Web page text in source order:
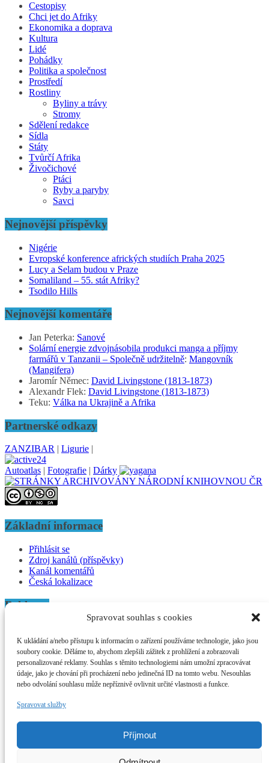
Spravovat souhlas s cookies
K ukládání a/nebo přístupu k informacím o zařízení používáme technologie, jako jsou
soubory cookie. Děláme to, abychom zlepšili zážitek z prohlížení a zobrazovali
personalizované reklamy. Souhlas s těmito technologiemi nám umožní zpracovávat
údaje, jako je chování při procházení nebo jedinečná ID na tomto webu. Nesouhlas
nebo odvolání souhlasu může nepříznivě ovlivnit určité vlastnosti a funkce.
Spravovat služby
Příjmout
Cestopisy
Chci jet do Afriky
Ekonomika a doprava
Kultura
Lidé
Pohádky
Politika a společnost
Prostředí
Rostliny
Byliny a trávy
Stromy
Sdělení redakce
Sídla
Státy
Tvůrčí Afrika
Živočichové
Ptáci
Ryby a paryby
Savci
Nejnovější příspěvky
Nigérie
Evropské konference afrických studiích Praha 2025
Lucy a Selam budou v Praze
Somaliland – 55. stát Afriky?
Tsodilo Hills
Nejnovější komentáře
Jan Peterka: Sanové
Solární energie zdvojnásobila produkci manga a příjmy
farmářů v Tanzanii – Společně udržitelně: Mangovník
(Mangifera)
Jaromír Němec: David Livingstone (1813-1873)
Alexandr Flek: David Livingstone (1813-1873)
Teku: Válka na Ukrajině a Afrika
Partnerské odkazy
ZANZIBAR | Ligurie |
Autoatlas | Fotografie | Dárky
Základní informace
Přihlásit se
Zdroj kanálů (příspěvky)
Kanál komentářů
Česká lokalizace
Reklama
Mochovská 523/35
Hloubětín (Praha 14)
198 00 Praha
ID DS: 7n2nm45
IČO: 27038947
bankovní účet:
670100-2200666682/6210
nemec@afrikaonline.cz